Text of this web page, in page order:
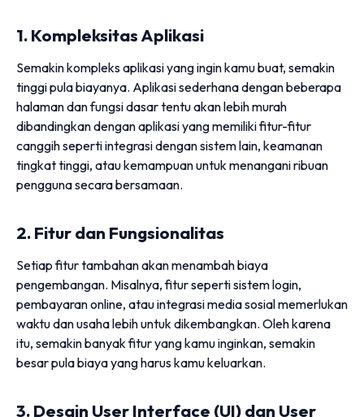
1. Kompleksitas Aplikasi
Semakin kompleks aplikasi yang ingin kamu buat, semakin
tinggi pula biayanya. Aplikasi sederhana dengan beberapa
halaman dan fungsi dasar tentu akan lebih murah
dibandingkan dengan aplikasi yang memiliki fitur-fitur
canggih seperti integrasi dengan sistem lain, keamanan
tingkat tinggi, atau kemampuan untuk menangani ribuan
pengguna secara bersamaan.
2. Fitur dan Fungsionalitas
Setiap fitur tambahan akan menambah biaya
pengembangan. Misalnya, fitur seperti sistem login,
pembayaran online, atau integrasi media sosial memerlukan
waktu dan usaha lebih untuk dikembangkan. Oleh karena
itu, semakin banyak fitur yang kamu inginkan, semakin
besar pula biaya yang harus kamu keluarkan.
3. Desain User Interface (UI) dan User